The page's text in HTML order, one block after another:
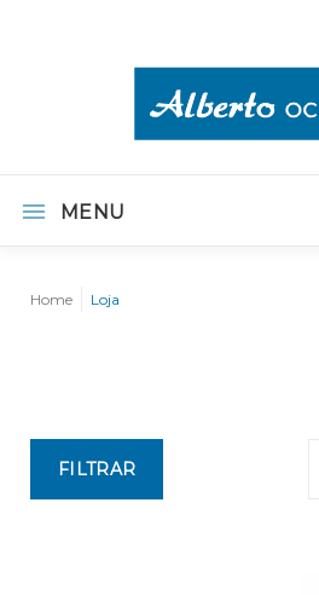
MENU
Home Loja
FILTRAR